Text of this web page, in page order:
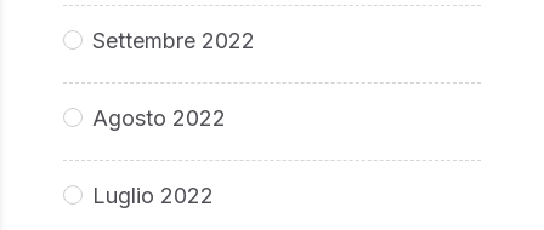
Settembre 2022
Agosto 2022
Luglio 2022